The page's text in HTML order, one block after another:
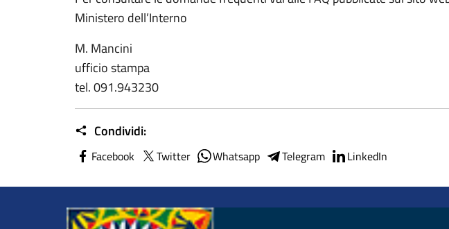
Ministero dell’Interno
M. Mancini
ufficio stampa
tel. 091.943230
Condividi:
Facebook Twitter Whatsapp Telegram LinkedIn